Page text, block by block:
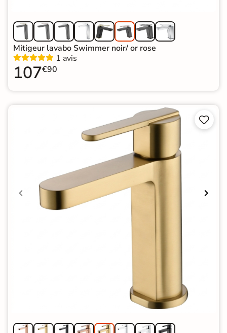
Mitigeur lavabo Swimmer noir/ or rose
1 avis
107€90

